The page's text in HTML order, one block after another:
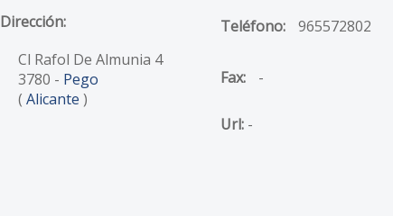
Dirección:
Cl Rafol De Almunia 4
3780 - Pego
( Alicante )
Teléfono: 965572802
Fax: -
Url: -